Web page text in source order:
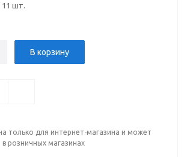
11 шт.
В корзину
только для интернет-магазина и может
розничных магазинах